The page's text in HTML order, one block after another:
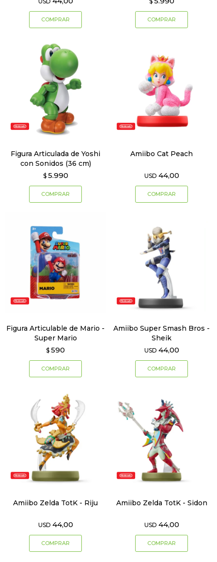
Figura Articulada de Yoshi
con Sonidos (36 cm)
$ 5.990
Amiibo Cat Peach
USD 44,00
Figura Articulable de Mario -
Super Mario
$ 590
Amiibo Super Smash Bros -
Sheik
USD 44,00
Amiibo Zelda TotK - Riju
USD 44,00
Amiibo Zelda TotK - Sidon
USD 44,00